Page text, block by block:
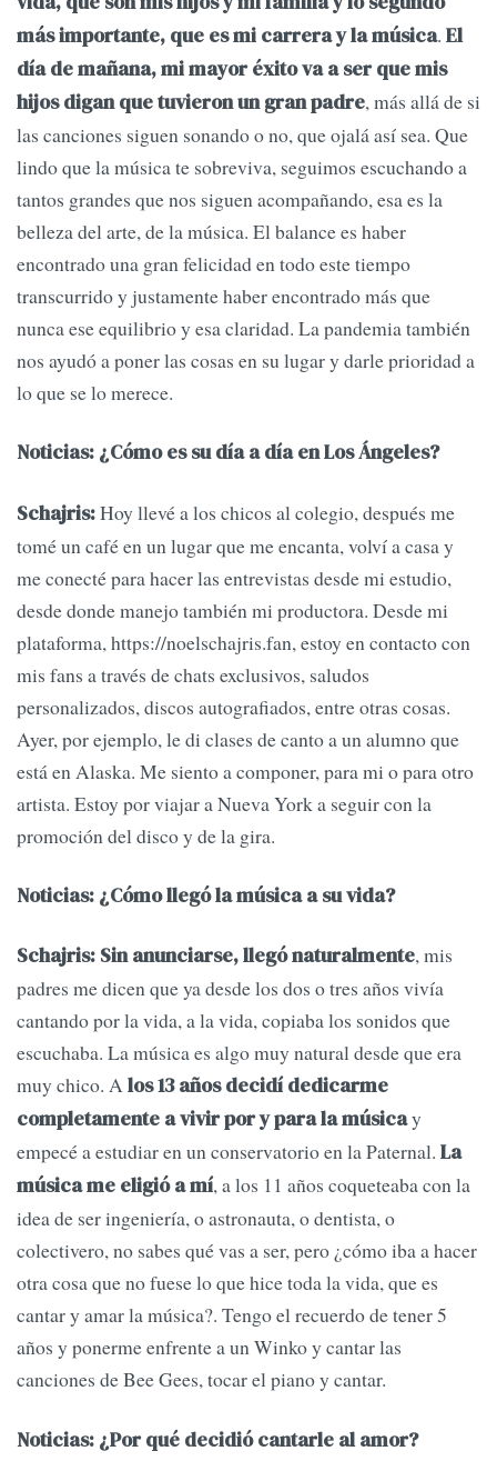
más importante, que es mi carrera y la música. El
día de mañana, mi mayor éxito va a ser que mis
hijos digan que tuvieron un gran padre, más allá de si
las canciones siguen sonando o no, que ojalá así sea. Que
lindo que la música te sobreviva, seguimos escuchando a
tantos grandes que nos siguen acompañando, esa es la
belleza del arte, de la música. El balance es haber
encontrado una gran felicidad en todo este tiempo
transcurrido y justamente haber encontrado más que
nunca ese equilibrio y esa claridad. La pandemia también
nos ayudó a poner las cosas en su lugar y darle prioridad a
lo que se lo merece.
Noticias: ¿Cómo es su día a día en Los Ángeles?
Schajris:Hoy llevé a los chicos al colegio, después me
tomé un café en un lugar que me encanta, volví a casa y
me conecté para hacer las entrevistas desde mi estudio,
desde donde manejo también mi productora. Desde mi
plataforma, https://noelschajris.fan, estoy en contacto con
mis fans a través de chats exclusivos, saludos
personalizados, discos autografiados, entre otras cosas.
Ayer, por ejemplo, le di clases de canto a un alumno que
está en Alaska. Me siento a componer, para mi o para otro
artista. Estoy por viajar a Nueva York a seguir con la
promoción del disco y de la gira.
Noticias: ¿Cómo llegó la música a su vida?
Schajris: Sin anunciarse, llegó naturalmente, mis
padres me dicen que ya desde los dos o tres años vivía
cantando por la vida, a la vida, copiaba los sonidos que
escuchaba. La música es algo muy natural desde que era
muy chico. Alos 13 años decidí dedicarme
completamente a vivir por y para la músicay
empecé a estudiar en un conservatorio en la Paternal. La
música me eligió a mí, a los 11 años coqueteaba con la
idea de ser ingeniería, o astronauta, o dentista, o
colectivero, no sabes qué vas a ser, pero ¿cómo iba a hacer
otra cosa que no fuese lo que hice toda la vida, que es
cantar y amar la música?. Tengo el recuerdo de tener 5
años y ponerme enfrente a un Winko y cantar las
canciones de Bee Gees, tocar el piano y cantar.
Noticias: ¿Por qué decidió cantarle al amor?